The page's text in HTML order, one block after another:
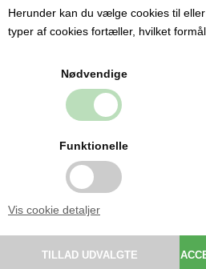
Herunder kan du vælge cookies til
typer af cookies fortæller, hvilket
Nødvendige
Funktionelle
Vis cookie detaljer